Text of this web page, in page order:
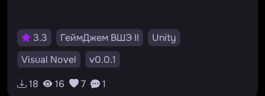
3.3 ГеймДжем ВШЭ II
Unity
Visual Novel
v0.0.1
18
16 7 1